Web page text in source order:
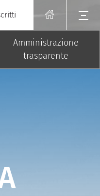
Amministrazione
trasparente